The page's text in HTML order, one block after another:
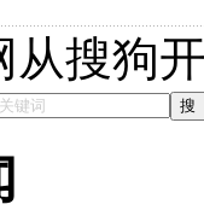
从搜狗